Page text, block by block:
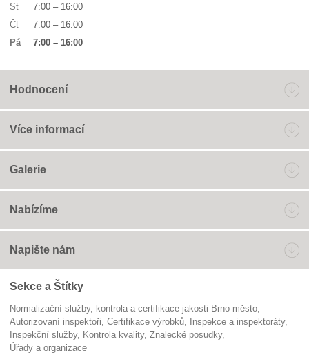
St
7:00 – 16:00
Čt
7:00 – 16:00
Pá
7:00 – 16:00
Hodnocení
Více informací
Galerie
Nabízíme
Napište nám
Sekce a Štítky
Normalizační služby, kontrola a certifikace jakosti Brno-město
autorizovaní inspektoři
certifikace výrobků
Inspekce a inspektoráty
inspekční služby
kontrola kvality
znalecké posudky
Úřady a organizace